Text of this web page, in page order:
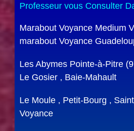
Professeur vous Consulter
Marabout Voyance Medium
marabout Voyance
Les Abymes Pointe-à-Pitre
Le Gosier , Baie-Mahault
Le Moule , Petit-Bourg ,
Voyance